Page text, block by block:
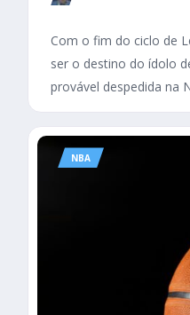
Com o fim do ciclo de
ser o destino do ídolo
provável despedida na
NBA